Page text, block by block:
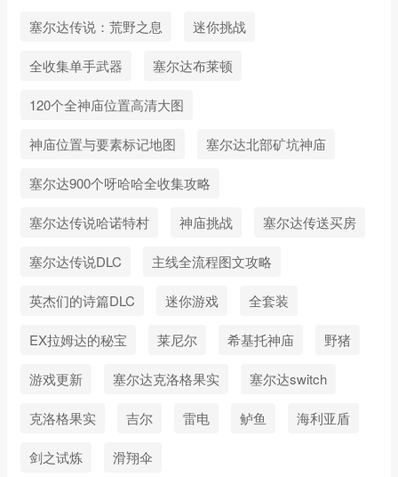
塞尔达传说：荒野之息 迷你挑战
全收集单手武器 塞尔达布莱顿
120个全神庙位置高清大图
神庙位置与要素标记地图 塞尔达北部矿坑神庙
塞尔达900个呀哈哈全收集攻略
塞尔达传说哈诺特村 神庙挑战 塞尔达传送买房
塞尔达传说DLC 主线全流程图文攻略
英杰们的诗篇DLC 迷你游戏 全套装
EX拉姆达的秘宝 莱尼尔 希基托神庙 野猪
游戏更新 塞尔达克洛格果实 塞尔达switch
克洛格果实 吉尔 雷电 鲈鱼 海利亚盾
剑之试炼 滑翔伞